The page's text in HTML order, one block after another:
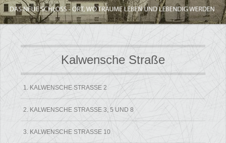
Kalwensche Straße
1. KALWENSCHE STRASSE 2
2. KALWENSCHE STRASSE 3, 5 UND 8
3. KALWENSCHE STRASSE 10